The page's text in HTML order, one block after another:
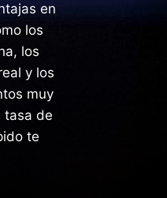
en
los
los
y los
muy
tasa de
te